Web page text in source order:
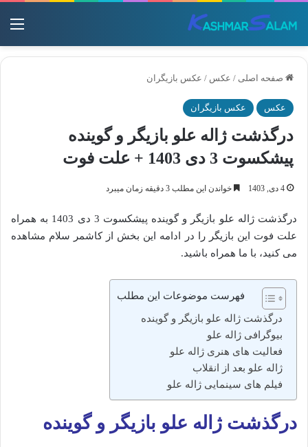
صفحه اصلی / عکس / عکس بازیگران
عکس عکس بازیگران
درگذشت ژاله علو بازیگر و گوینده
پیشکسوت 3 دی 1403 + علت فوت
4 دی, 1403 خواندن این مطلب 3 دقیقه زمان میبرد
درگذشت ژاله علو بازیگر و گوینده پیشکسوت 3 دی 1403 به همراه
علت فوت این بازیگر را در ادامه این بخش از کاشمر سلام مشاهده
می کنید، با ما همراه باشید.
فهرست موضوعات این مطلب
درگذشت ژاله علو بازیگر و گوینده
بیوگرافی ژاله علو
فعالیت های هنری ژاله علو
ژاله علو بعد از انقلاب
فیلم های سینمایی ژاله علو
درگذشت ژاله علو بازیگر و گوینده